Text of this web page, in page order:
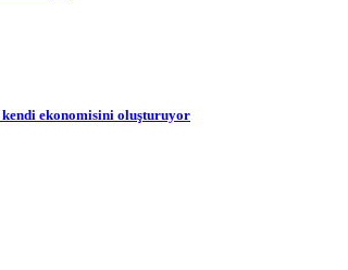
kendi ekonomisini oluşturuyor